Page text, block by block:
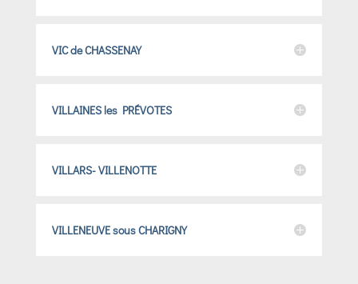
VIC de CHASSENAY
VILLAINES les PRÉVOTES
VILLARS- VILLENOTTE
VILLENEUVE sous CHARIGNY